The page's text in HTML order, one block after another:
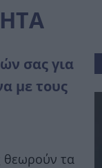
σας για
με τους
θεωρούν τα